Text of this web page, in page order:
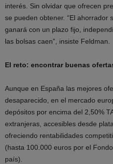
interés. Sin olvidar que ofrecen
se pueden obtener. “El ahorrador
ganará con un plazo fijo,
las bolsas caen”, insiste Feldman.
El reto: encontrar buenas
Aunque en España las mejores
desaparecido, en el mercado
depósitos por encima del 2,50%
extranjeras, accesibles desde
ofreciendo rentabilidades
(hasta 100.000 euros por el
país).